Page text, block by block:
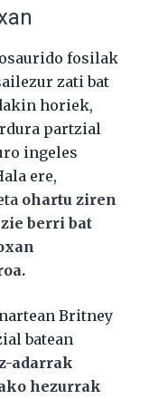
fosilak
zati bat
horiek,
partzial
ingeles
ere,
ohartu ziren
berri bat
Britney
batean
adarrak
hezurrak